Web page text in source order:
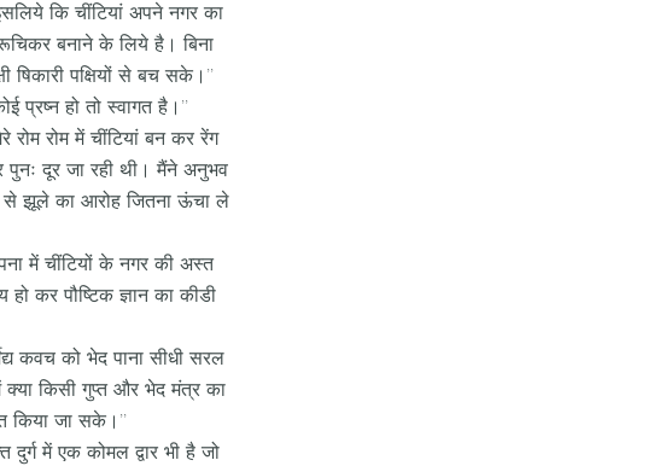
कि चींटियां अपने नगर का
बनाने के लिये है। बिना
पक्षियों से बच सके।’’
हो तो स्वागत है।’’
रोम में चींटियां बन कर रेंग
दूर जा रही थी। मैंने अनुभव
से झूले का आरोह जितना ऊंचा ले
में चींटियों के नगर की अस्त
कर पौष्टिक ज्ञान का कीडी
कवच को भेद पाना सीधी सरल
किसी गुप्त और भेद मंत्र का
किया जा सके।’’
में एक कोमल द्वार भी है जो